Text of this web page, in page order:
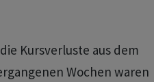
Kursverluste aus dem
Wochen waren